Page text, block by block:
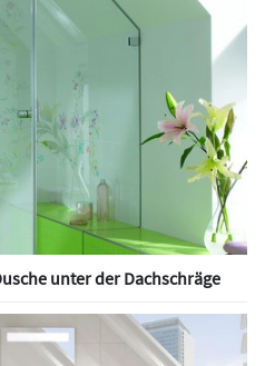
unter der Dachschräge